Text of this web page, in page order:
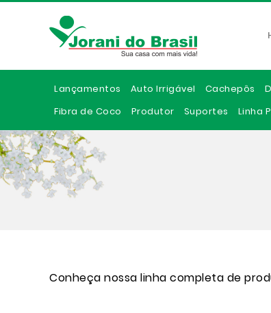
Lançamentos Auto Irrigável Cachepôs
Fibra de Coco
Produtor Suportes Linha
Conheça nossa linha completa de